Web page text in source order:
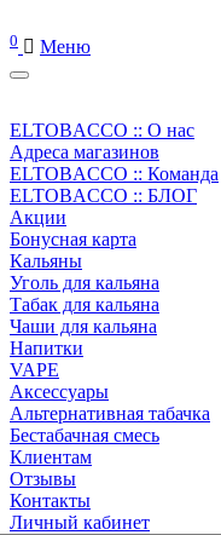
0 Меню
ELTOBACCO :: О нас
Адреса магазинов
ELTOBACCO :: Команда
ELTOBACCO :: БЛОГ
Акции
Бонусная карта
Кальяны
Уголь для кальяна
Табак для кальяна
Чаши для кальяна
Напитки
VAPE
Аксессуары
Альтернативная табачка
Бестабачная смесь
Клиентам
Отзывы
Контакты
Личный кабинет